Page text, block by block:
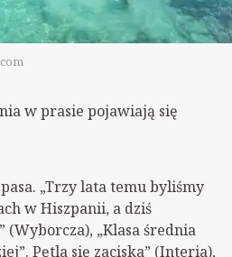
w prasie pojawiają się
„Trzy lata temu byliśmy
w Hiszpanii, a dziś
(Wyborcza), „Klasa średnia
Pętla się zaciska” (Interia),